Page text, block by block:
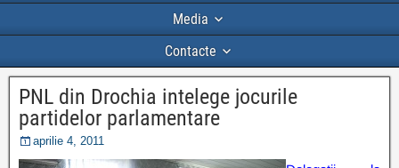
Media
Contacte
PNL din Drochia intelege jocurile
partidelor parlamentare
aprilie 4, 2011